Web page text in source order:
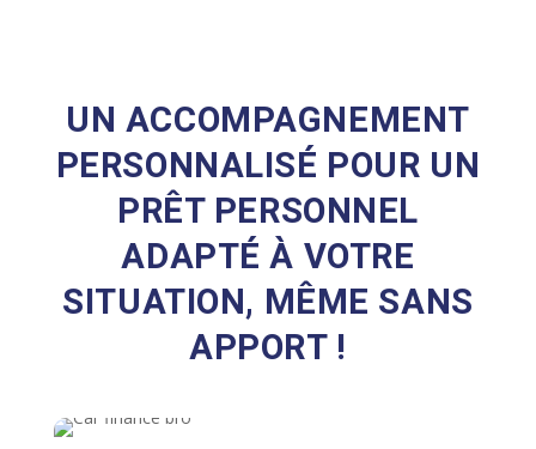
UN ACCOMPAGNEMENT
PERSONNALISÉ POUR UN
PRÊT PERSONNEL
ADAPTÉ À VOTRE
SITUATION, MÊME SANS
APPORT !